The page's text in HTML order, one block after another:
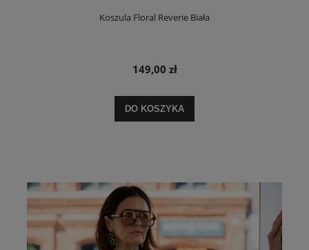
Koszula Floral Reverie Biała
149,00 zł
DO KOSZYKA